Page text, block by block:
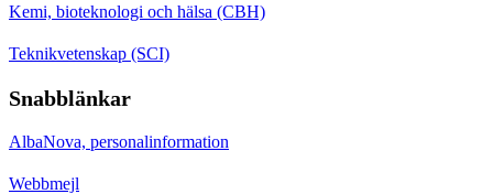
Kemi, bioteknologi och hälsa (CBH)
Teknikvetenskap (SCI)
Snabblänkar
AlbaNova, personalinformation
Webbmejl